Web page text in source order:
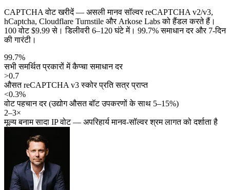
CAPTCHA वोट खरीदें — असली मानव सॉल्वर reCAPTCHA v2/v3,
hCaptcha, Cloudflare Turnstile और Arkose Labs को हैंडल करते हैं।
100 वोट $9.99 से। डिलीवरी 6–120 घंटे में। 99.7% समाधान दर और 7-दिन
की गारंटी।
99.7%
सभी समर्थित प्रकारों में कैप्चा समाधान दर
>0.7
औसत reCAPTCHA v3 स्कोर प्रति सत्र प्राप्त
<0.3%
वोट पहचान दर (उद्योग औसत बॉट उपकरणों के साथ 5–15%)
2–3×
मूल्य बनाम सादा IP वोट — अपरिहार्य मानव-सॉल्वर श्रम लागत को दर्शाता है